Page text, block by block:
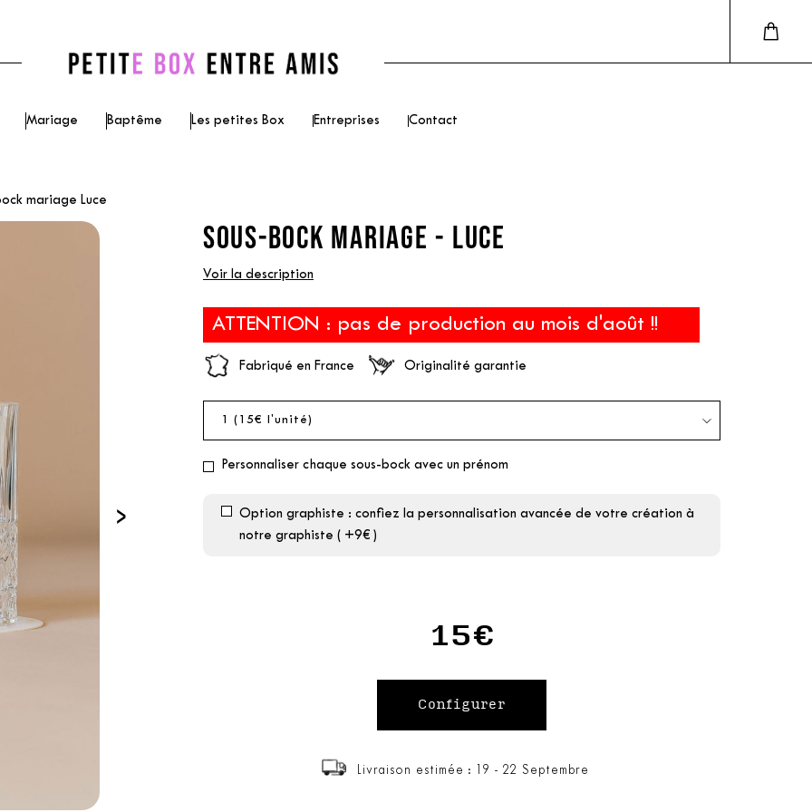
Mariage Baptême Les petites Box Entreprises Contact
mariage Luce
›
SOUS-BOCK MARIAGE - LUCE
Voir la description
ATTENTION : pas de production au mois d'août !!
Fabriqué en France Originalité garantie
Personnaliser chaque sous-bock avec un prénom
Option graphiste : confiez la personnalisation avancée de votre création à
notre graphiste ( +9€ )
15€
Livraison estimée : 19 - 22 Septembre